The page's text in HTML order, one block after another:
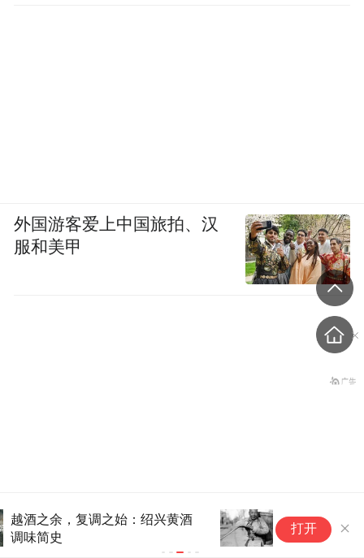
古代大城市的掏粪工有多横？划
地盘抢粪道，平民百姓不敢惹
打开
外国游客爱上中国旅拍、汉
服和美甲
盗香窃玉：我的青春就是赌出来的